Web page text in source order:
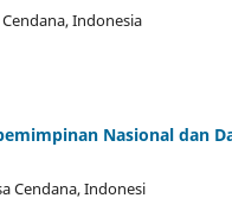
Indonesia
Nasional dan
Cendana, Indonesi